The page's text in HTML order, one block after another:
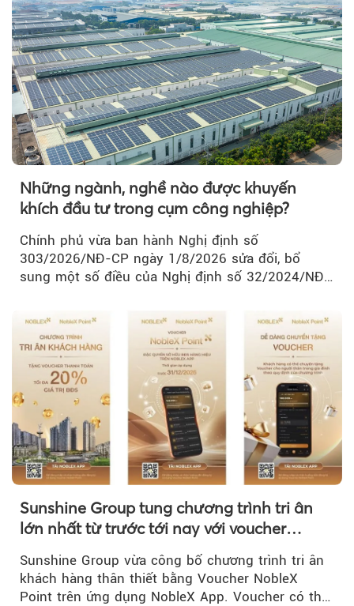
Những ngành, nghề nào được khuyến
khích đầu tư trong cụm công nghiệp?
Chính phủ vừa ban hành Nghị định số
303/2026/NĐ-CP ngày 1/8/2026 sửa đổi, bổ
sung một số điều của Nghị định số 32/2024/NĐ-
Sunshine Group tung chương trình tri ân
lớn nhất từ trước tới nay với voucher
NobleX Point cho khách hàng thân thiết
Sunshine Group vừa công bố chương trình tri ân
khách hàng thân thiết bằng Voucher NobleX
Point trên ứng dụng NobleX App. Voucher có thể